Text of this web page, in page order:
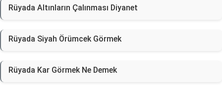
Rüyada Altınların Çalınması Diyanet
Rüyada Siyah Örümcek Görmek
Rüyada Kar Görmek Ne Demek